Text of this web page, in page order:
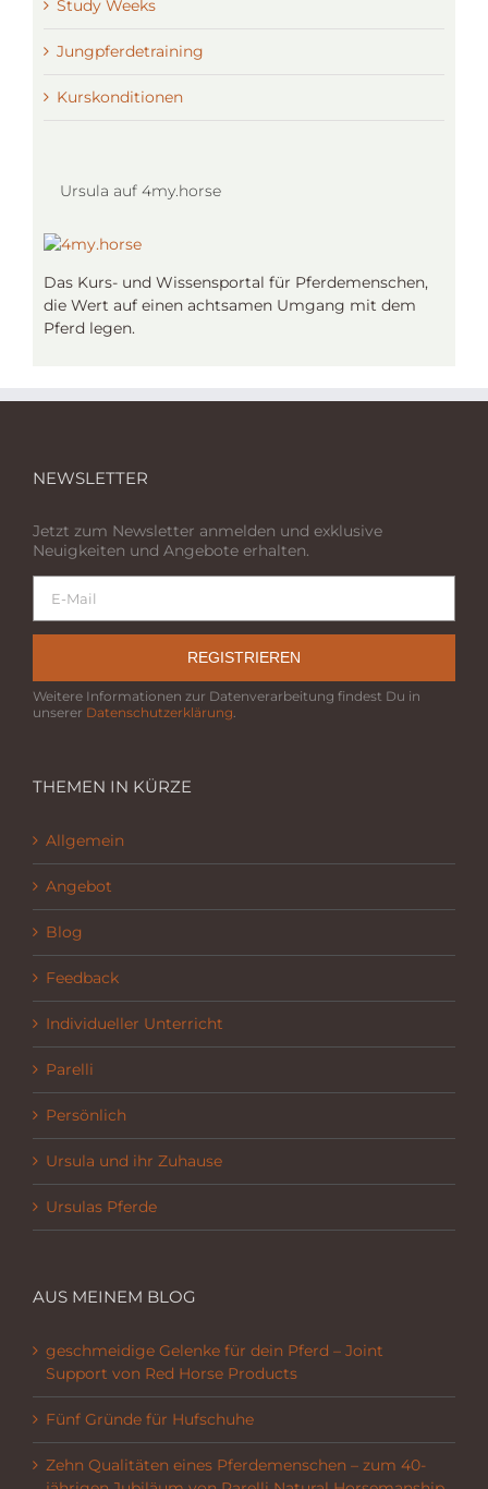
Study Weeks
Jungpferdetraining
Kurskonditionen
Ursula auf 4my.horse
Das Kurs- und Wissensportal für Pferdemenschen,
die Wert auf einen achtsamen Umgang mit dem
Pferd legen.
NEWSLETTER
Jetzt zum Newsletter anmelden und exklusive
Neuigkeiten und Angebote erhalten.
REGISTRIEREN
Weitere Informationen zur Datenverarbeitung findest Du in
unserer Datenschutzerklärung
THEMEN IN KÜRZE
Allgemein
Angebot
Blog
Feedback
Individueller Unterricht
Parelli
Persönlich
Ursula und ihr Zuhause
Ursulas Pferde
AUS MEINEM BLOG
geschmeidige Gelenke für dein Pferd – Joint
Support von Red Horse Products
Fünf Gründe für Hufschuhe
Zehn Qualitäten eines Pferdemenschen – zum 40-